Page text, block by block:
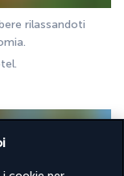
rilassandoti